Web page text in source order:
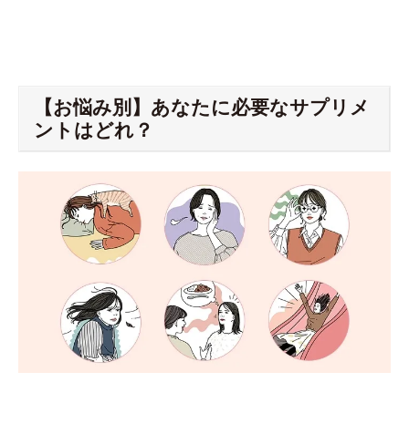
【お悩み別】あなたに必要なサプリメ
ントはどれ？